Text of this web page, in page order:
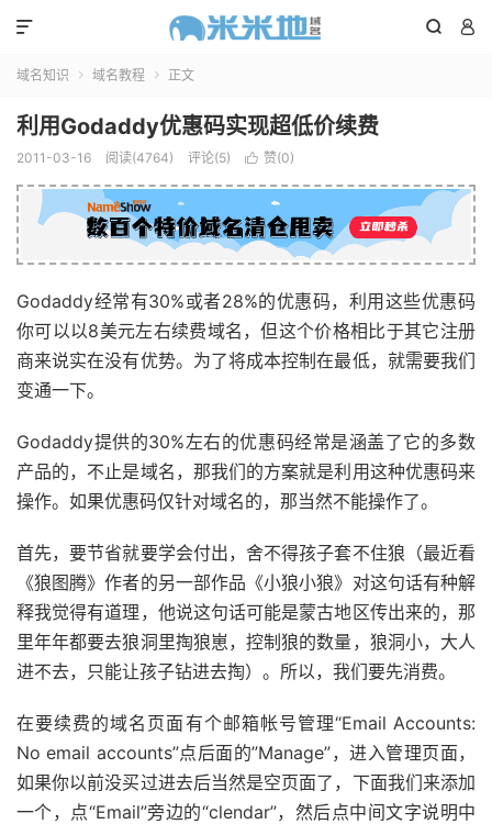
 

域名知识  域名教程  正文
利用Godaddy优惠码实现超低价续费
2011-03-16 阅读(4764) 评论(5)  赞(0)
Godaddy经常有30%或者28%的优惠码，利用这些优惠码
你可以以8美元左右续费域名，但这个价格相比于其它注册
商来说实在没有优势。为了将成本控制在最低，就需要我们
变通一下。
Godaddy提供的30%左右的优惠码经常是涵盖了它的多数
产品的，不止是域名，那我们的方案就是利用这种优惠码来
操作。如果优惠码仅针对域名的，那当然不能操作了。
首先，要节省就要学会付出，舍不得孩子套不住狼（最近看
《狼图腾》作者的另一部作品《小狼小狼》对这句话有种解
释我觉得有道理，他说这句话可能是蒙古地区传出来的，那
里年年都要去狼洞里掏狼崽，控制狼的数量，狼洞小，大人
进不去，只能让孩子钻进去掏）。所以，我们要先消费。
在要续费的域名页面有个邮箱帐号管理“Email Accounts:
No email accounts”点后面的”Manage”，进入管理页面，
如果你以前没买过进去后当然是空页面了，下面我们来添加
一个，点“Email”旁边的“clendar”，然后点中间文字说明中